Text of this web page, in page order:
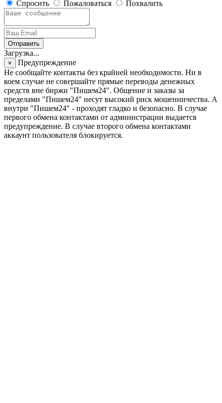
Спросить Пожаловаться Похвалить
Отправить
Загрузка...
×
Предупреждение
Не сообщайте контакты без крайней необходимости. Ни в
коем случае не совершайте прямые переводы денежных
средств вне биржи "Пишем24". Общение и заказы за
пределами "Пишем24" несут высокий риск мошенничества. А
внутри "Пишем24" - проходят гладко и безопасно. В случае
первого обмена контактами от администрации выдается
предупреждение. В случае второго обмена контактами
аккаунт пользователя блокируется.